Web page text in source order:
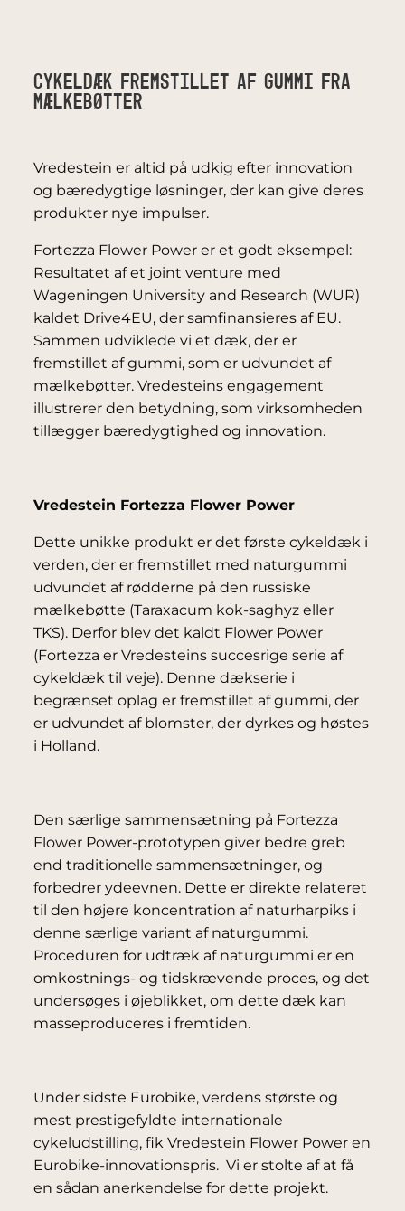
Cykeldæk fremstillet af gummi fra
mælkebøtter
Vredestein er altid på udkig efter innovation
og bæredygtige løsninger, der kan give deres
produkter nye impulser.
Fortezza Flower Power er et godt eksempel:
Resultatet af et joint venture med
Wageningen University and Research (WUR)
kaldet Drive4EU, der samfinansieres af EU.
Sammen udviklede vi et dæk, der er
fremstillet af gummi, som er udvundet af
mælkebøtter. Vredesteins engagement
illustrerer den betydning, som virksomheden
tillægger bæredygtighed og innovation.
Vredestein Fortezza Flower Power
Dette unikke produkt er det første cykeldæk i
verden, der er fremstillet med naturgummi
udvundet af rødderne på den russiske
mælkebøtte (Taraxacum kok-saghyz eller
TKS). Derfor blev det kaldt Flower Power
(Fortezza er Vredesteins succesrige serie af
cykeldæk til veje). Denne dækserie i
begrænset oplag er fremstillet af gummi, der
er udvundet af blomster, der dyrkes og høstes
i Holland.
Den særlige sammensætning på Fortezza
Flower Power-prototypen giver bedre greb
end traditionelle sammensætninger, og
forbedrer ydeevnen. Dette er direkte relateret
til den højere koncentration af naturharpiks i
denne særlige variant af naturgummi.
Proceduren for udtræk af naturgummi er en
omkostnings- og tidskrævende proces, og det
undersøges i øjeblikket, om dette dæk kan
masseproduceres i fremtiden.
Under sidste Eurobike, verdens største og
mest prestigefyldte internationale
cykeludstilling, fik Vredestein Flower Power en
Eurobike-innovationspris. Vi er stolte af at få
en sådan anerkendelse for dette projekt.